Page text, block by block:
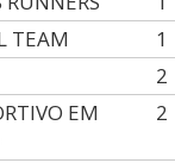
TEAM
1
2
EM
2